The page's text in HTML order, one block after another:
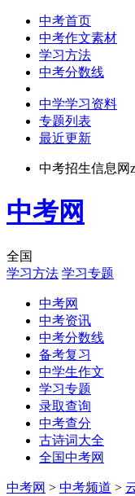
中考首页
中考作文素材
学习方法
中考分数线
中学学习资料
专题列表
最近更新
中考招生信息网
中考网
全国
学习方法 学习专题
中考网
中考资讯
中考分数线
备考复习
中学生作文
学习专题
录取查询
中考查分
古诗词大全
全国中考网
中考网 > 中考频道 >